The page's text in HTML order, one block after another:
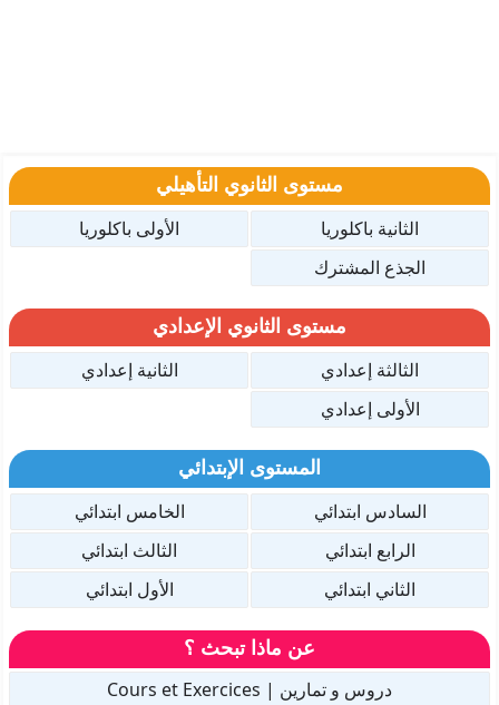
مستوى الثانوي التأهيلي
الثانية باكلوريا
الأولى باكلوريا
الجذع المشترك
مستوى الثانوي الإعدادي
الثالثة إعدادي
الثانية إعدادي
الأولى إعدادي
المستوى الإبتدائي
السادس ابتدائي
الخامس ابتدائي
الرابع ابتدائي
الثالث ابتدائي
الثاني ابتدائي
الأول ابتدائي
عن ماذا تبحث ؟
دروس و تمارين | Cours et Exercices